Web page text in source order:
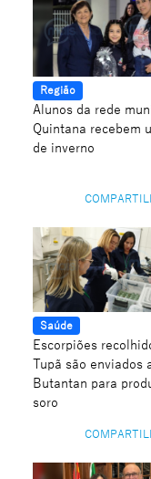
Região
Alunos da rede
Quintana recebem
de inverno
Saúde
Escorpiões
Tupã são enviados
Butantan para
soro